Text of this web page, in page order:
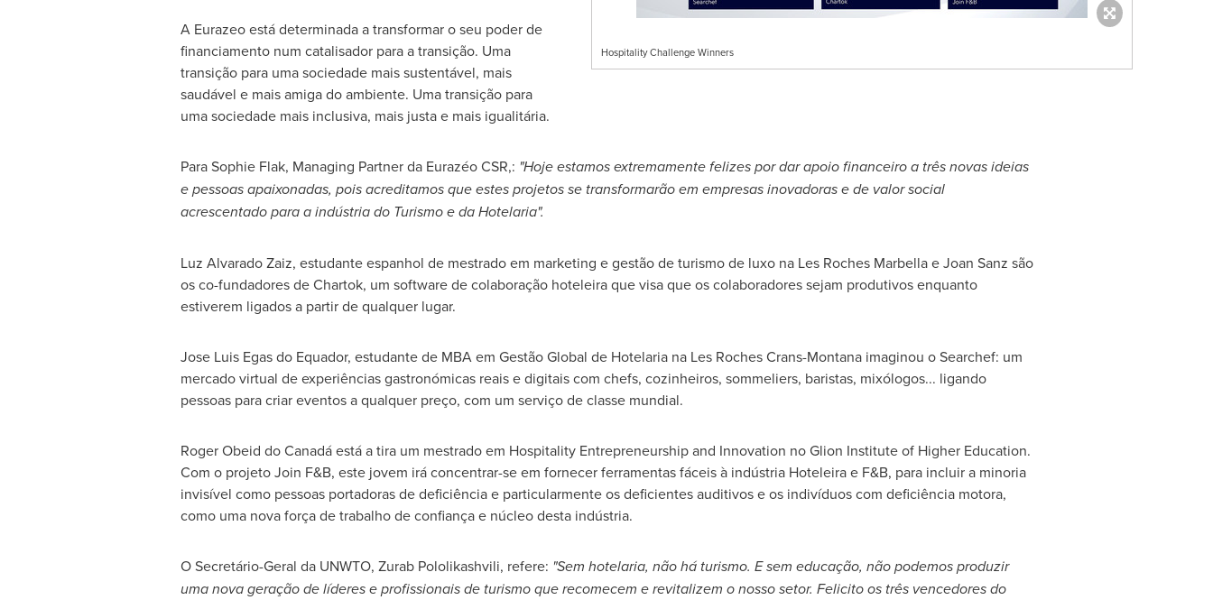
Hospitality Challenge Winners
A Eurazeo está determinada a transformar o seu poder de
financiamento num catalisador para a transição. Uma
transição para uma sociedade mais sustentável, mais
saudável e mais amiga do ambiente. Uma transição para
uma sociedade mais inclusiva, mais justa e mais igualitária.
Para Sophie Flak, Managing Partner da Eurazéo CSR,: "Hoje estamos extremamente felizes por dar apoio financeiro a três novas ideias
e pessoas apaixonadas, pois acreditamos que estes projetos se transformarão em empresas inovadoras e de valor social
acrescentado para a indústria do Turismo e da Hotelaria".
Luz Alvarado Zaiz, estudante espanhol de mestrado em marketing e gestão de turismo de luxo na Les Roches MarbellaeJoan Sanz são
os co-fundadores de Chartok, um software de colaboração hoteleira que visa que os colaboradores sejam produtivos enquanto
estiverem ligados a partir de qualquer lugar.
Jose Luis Egasdo Equador, estudante de MBA em Gestão Global de Hotelaria na Les Roches Crans-Montanaimaginou o Searchef: um
mercado virtual de experiências gastronómicas reais e digitais com chefs, cozinheiros, sommeliers, baristas, mixólogos... ligando
pessoas para criar eventos a qualquer preço, com um serviço de classe mundial.
Roger Obeid do Canadá está a tira um mestrado em Hospitality Entrepreneurship and Innovation no Glion Institute of Higher Education.
Com o projeto Join F&B, este jovem irá concentrar-se em fornecer ferramentas fáceis à indústria Hoteleira e F&B, para incluir a minoria
invisível como pessoas portadoras de deficiência e particularmente os deficientes auditivos e os indivíduos com deficiência motora,
como uma nova força de trabalho de confiança e núcleo desta indústria.
O Secretário-Geral da UNWTO, Zurab Pololikashvili, refere: "Sem hotelaria, não há turismo. E sem educação, não podemos produzir
uma nova geração de líderes e profissionais de turismo que recomecem e revitalizem o nosso setor. Felicito os três vencedores do